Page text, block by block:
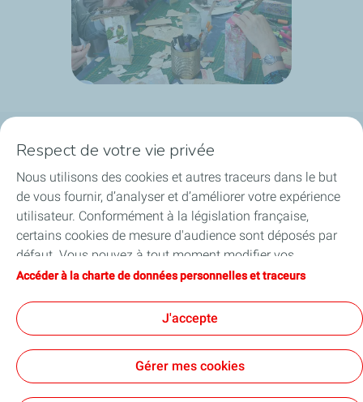
Plateforme de Feyzin
Engagements & Valeurs
Projets
Publications
Respect de votre vie privée
Nous utilisons des cookies et autres traceurs dans le but
de vous fournir, d’analyser et d’améliorer votre expérience
utilisateur. Conformément à la législation française,
certains cookies de mesure d'audience sont déposés par
défaut. Vous pouvez à tout moment modifier vos
paramètres de cookies en cliquant sur le bouton « Gérer
vous acceptez le dépôt de l’ensemble des cookies. Dans le
cas où vous cliquez sur « Je refuse », seuls les cookies
techniques nécessaires au bon fonctionnement du site
seront utilisés. Pour plus d’informations, vous pouvez
Accéder à la charte de données personnelles et traceurs
J'accepte
Gérer mes cookies